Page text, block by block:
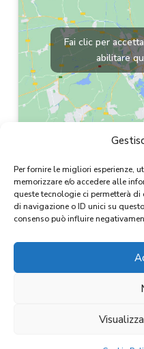
Per fornire le migliori esperienze,
memorizzare e/o accedere alle
queste tecnologie ci permetterà
di navigazione o ID unici su
consenso può influire
CF /
Fai clic per
abilitare